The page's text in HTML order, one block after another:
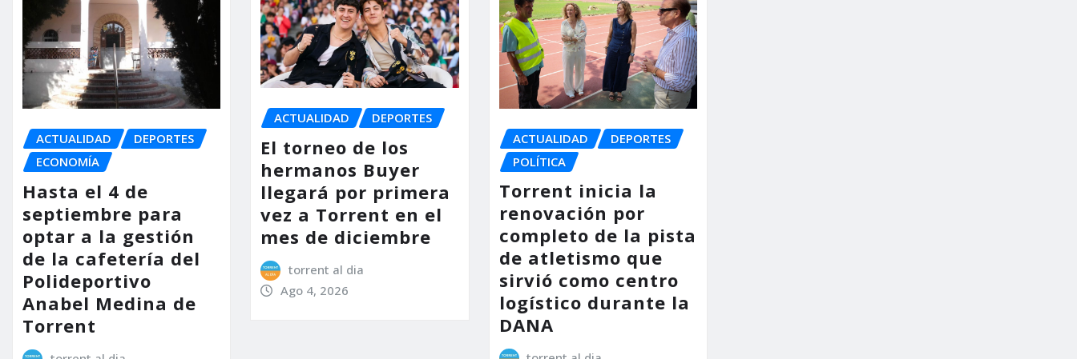
ACTUALIDAD
DEPORTES
ECONOMÍA
Hasta el 4 de
septiembre para
optar a la gestión
de la cafetería del
Polideportivo
Anabel Medina de
Torrent
ACTUALIDAD DEPORTES
El torneo de los
hermanos Buyer
llegará por primera
vez a Torrent en el
mes de diciembre
torrent al dia
Ago 4, 2026
ACTUALIDAD
DEPORTES
POLÍTICA
Torrent inicia la
renovación por
completo de la pista
de atletismo que
sirvió como centro
logístico durante la
DANA